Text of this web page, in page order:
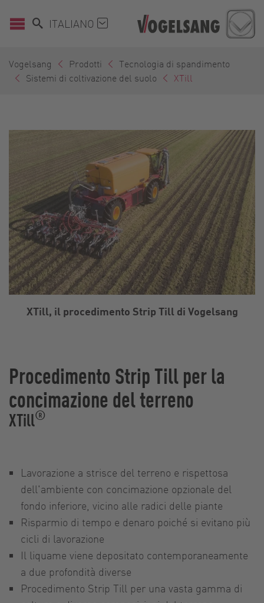
ITALIANO
Vogelsang Prodotti
Tecnologia di spandimento
Sistemi di coltivazione del suolo
XTill
XTill, il procedimento Strip Till di Vogelsang
Procedimento Strip Till per la
concimazione del terreno
XTill®
Lavorazione a strisce del terreno e rispettosa
dell'ambiente con concimazione opzionale del
fondo inferiore, vicino alle radici delle piante
Risparmio di tempo e denaro poiché si evitano più
cicli di lavorazione
Il liquame viene depositato contemporaneamente
a due profondità diverse
Procedimento Strip Till per una vasta gamma di